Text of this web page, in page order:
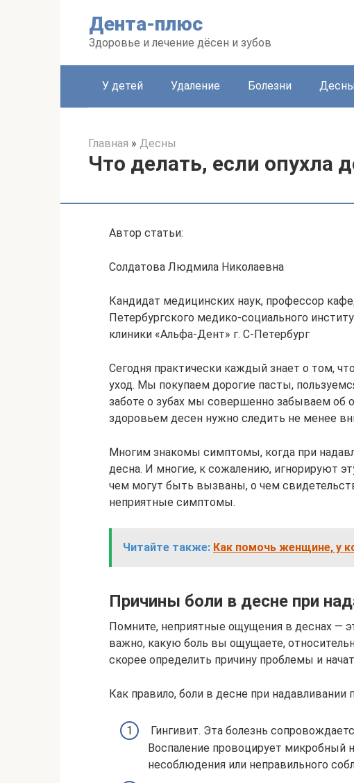
Дента-плюс
Здоровье и лечение дёсен и зубов
У детей Удаление Болезни Десны
Главная » Десны
Что делать, если опухла
Автор статьи:
Солдатова Людмила Николаевна
Кандидат медицинских наук, профессор
Петербургского медико-социального
клиники «Альфа-Дент» г. С-Петербург
Сегодня практически каждый знает о том,
уход. Мы покупаем дорогие пасты,
заботе о зубах мы совершенно забываем об
здоровьем десен нужно следить не менее
Многим знакомы симптомы, когда при
десна. И многие, к сожалению, игнорируют
чем могут быть вызваны, о чем
неприятные симптомы.
Читайте также: Как помочь женщине, у
Причины боли в десне при
Помните, неприятные ощущения в деснах —
важно, какую боль вы ощущаете,
скорее определить причину проблемы и
Как правило, боли в десне при надавливании
Гингивит. Эта болезнь
Воспаление провоцирует микробный
несоблюдения или неправильного